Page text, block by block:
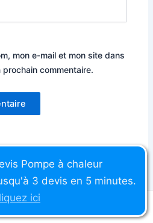
Pompe à chaleur
3 devis en 5 minutes.
ici
mon e-mail et mon site dans
commentaire.